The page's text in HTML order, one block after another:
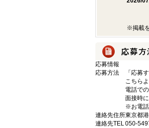
※掲載
応募情報
応募方法
「応募
こちら
電話で
面接時
※お電話
連絡先住所東京都
連絡先TEL050-